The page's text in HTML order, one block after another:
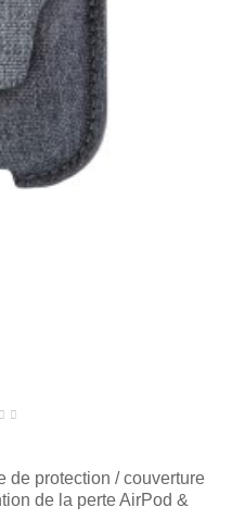
de protection / couverture
de la perte AirPod &